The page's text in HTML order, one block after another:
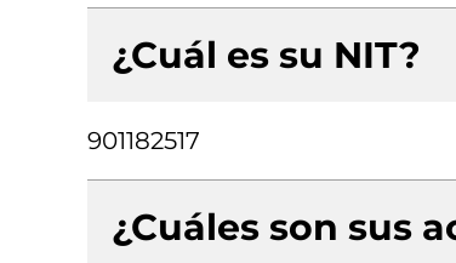
¿Cuál es su NIT?
901182517
¿Cuáles son sus